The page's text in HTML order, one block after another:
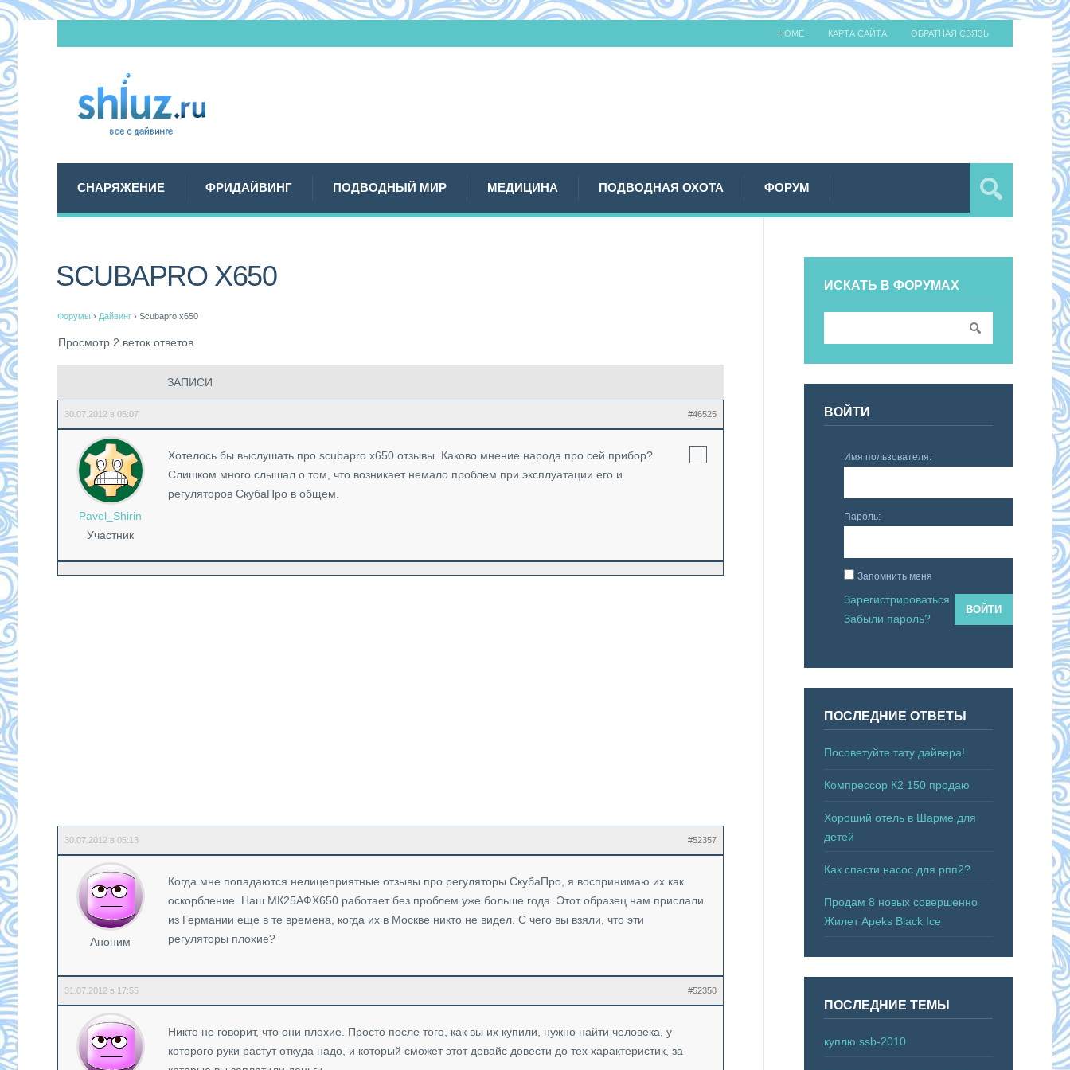
HOME КАРТА САЙТА ОБРАТНАЯ СВЯЗЬ
СНАРЯЖЕНИЕ ФРИДАЙВИНГ ПОДВОДНЫЙ МИР МЕДИЦИНА ПОДВОДНАЯ ОХОТА ФОРУМ
SCUBAPRO X650
Форумы › Дайвинг › Scubapro x650
Просмотр 2 веток ответов
ЗАПИСИ
30.07.2012 в 05:07 #46525
Pavel_Shirin
Участник
Хотелось бы выслушать про scubapro x650 отзывы. Каково мнение народа про сей прибор?
Слишком много слышал о том, что возникает немало проблем при эксплуатации его и
регуляторов СкубаПро в общем.
30.07.2012 в 05:13 #52357
Аноним
Когда мне попадаются нелицеприятные отзывы про регуляторы СкубаПро, я воспринимаю их как
оскорбление. Наш МК25АФХ650 работает без проблем уже больше года. Этот образец нам прислали
из Германии еще в те времена, когда их в Москве никто не видел. С чего вы взяли, что эти
регуляторы плохие?
31.07.2012 в 17:55 #52358
Никто не говорит, что они плохие. Просто после того, как вы их купили, нужно найти человека, у
которого руки растут откуда надо, и который сможет этот девайс довести до тех характеристик, за
ИСКАТЬ В ФОРУМАХ
ВОЙТИ
Имя пользователя:
Пароль:
Запомнить меня
ВОЙТИ
Зарегистрироваться
Забыли пароль?
ПОСЛЕДНИЕ ОТВЕТЫ
Посоветуйте тату дайвера!
Компрессор К2 150 продаю
Хороший отель в Шарме для
детей
Как спасти насос для рпп2?
Продам 8 новых совершенно
Жилет Apeks Black Ice
ПОСЛЕДНИЕ ТЕМЫ
куплю ssb-2010